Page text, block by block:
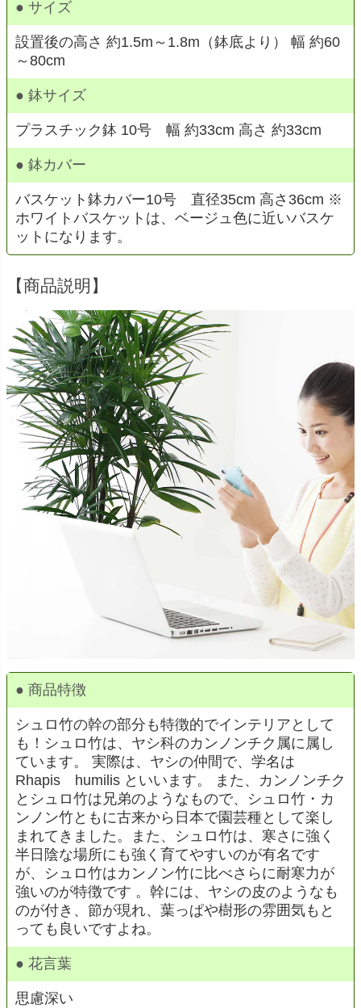
● サイズ
設置後の高さ 約1.5m～1.8m（鉢底より） 幅 約60
～80cm
● 鉢サイズ
プラスチック鉢 10号 幅 約33cm 高さ 約33cm
● 鉢カバー
バスケット鉢カバー10号 直径35cm 高さ36cm ※
ホワイトバスケットは、ベージュ色に近いバスケ
ットになります。
【商品説明】
● 商品特徴
シュロ竹の幹の部分も特徴的でインテリアとして
も！シュロ竹は、ヤシ科のカンノンチク属に属し
ています。 実際は、ヤシの仲間で、学名は
Rhapis humilis といいます。 また、カンノンチク
とシュロ竹は兄弟のようなもので、シュロ竹・カ
ンノン竹ともに古来から日本で園芸種として楽し
まれてきました。また、シュロ竹は、寒さに強く
半日陰な場所にも強く育てやすいのが有名です
が、シュロ竹はカンノン竹に比べさらに耐寒力が
強いのが特徴です 。幹には、ヤシの皮のようなも
のが付き、節が現れ、葉っぱや樹形の雰囲気もと
っても良いですよね。
● 花言葉
思慮深い